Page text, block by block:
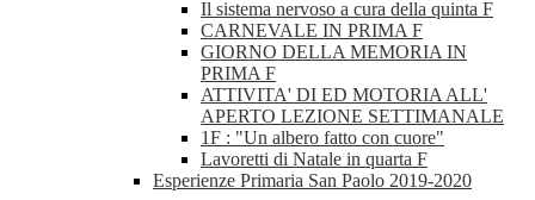
Il sistema nervoso a cura della quinta F
CARNEVALE IN PRIMA F
GIORNO DELLA MEMORIA IN
PRIMA F
ATTIVITA' DI ED MOTORIA ALL'
APERTO LEZIONE SETTIMANALE
1F : "Un albero fatto con cuore"
Lavoretti di Natale in quarta F
Esperienze Primaria San Paolo 2019-2020